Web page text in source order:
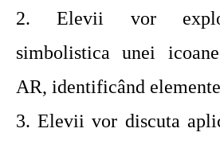
2. Elevii vor
simbolistica unei
AR, identificând
3. Elevii vor discuta